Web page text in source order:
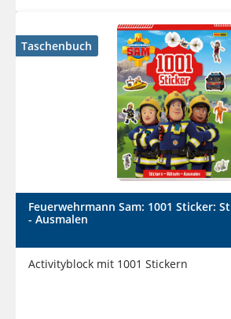
Taschenbuch
Feuerwehrmann Sam: 1001 Sticker:
- Ausmalen
Activityblock mit 1001 Stickern